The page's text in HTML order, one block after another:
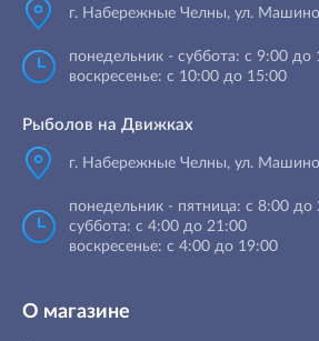
г. Набережные Челны, ул.
понедельник - суббота: с 9:00 до
воскресенье: с 10:00 до 15:00
Рыболов на Движках
г. Набережные Челны, ул.
понедельник - пятница: с 8:00 до
суббота: с 4:00 до 21:00
воскресенье: с 4:00 до 19:00
О магазине